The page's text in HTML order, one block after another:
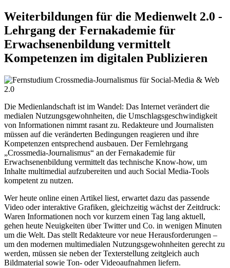
Weiterbildungen für die Medienwelt 2.0 -
Lehrgang der Fernakademie für
Erwachsenenbildung vermittelt
Kompetenzen im digitalen Publizieren
Die Medienlandschaft ist im Wandel: Das Internet verändert die
medialen Nutzungsgewohnheiten, die Umschlagsgeschwindigkeit
von Informationen nimmt rasant zu. Redakteure und Journalisten
müssen auf die veränderten Bedingungen reagieren und ihre
Kompetenzen entsprechend ausbauen. Der Fernlehrgang
„Crossmedia-Journalismus“ an der Fernakademie für
Erwachsenenbildung vermittelt das technische Know-how, um
Inhalte multimedial aufzubereiten und auch Social Media-Tools
kompetent zu nutzen.
Wer heute online einen Artikel liest, erwartet dazu das passende
Video oder interaktive Grafiken, gleichzeitig wächst der Zeitdruck:
Waren Informationen noch vor kurzem einen Tag lang aktuell,
gehen heute Neuigkeiten über Twitter und Co. in wenigen Minuten
um die Welt. Das stellt Redakteure vor neue Herausforderungen –
um den modernen multimedialen Nutzungsgewohnheiten gerecht zu
werden, müssen sie neben der Texterstellung zeitgleich auch
Bildmaterial sowie Ton- oder Videoaufnahmen liefern.